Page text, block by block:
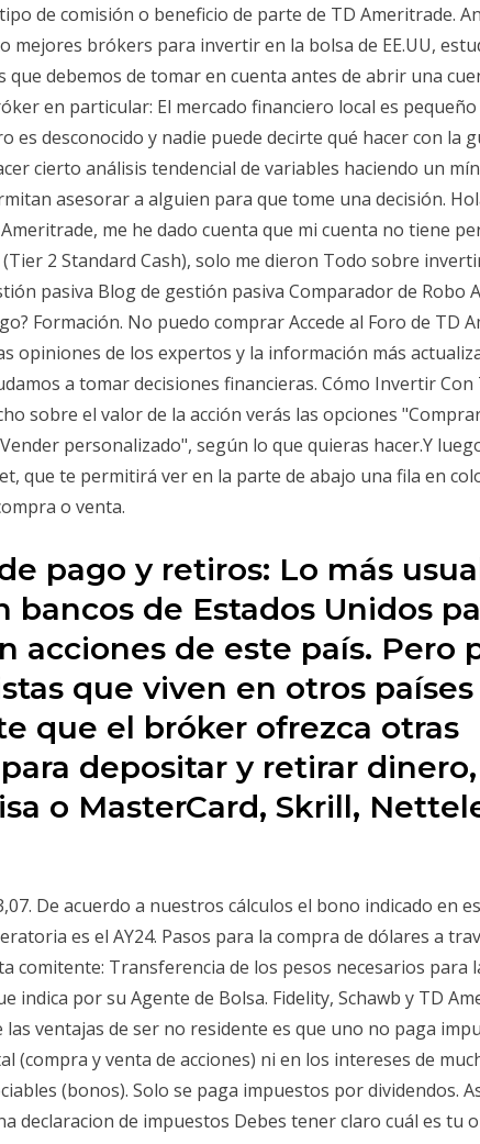
de comisión o beneficio de parte de TD Ameritrade.
mejores brókers para invertir en la bolsa de EE.UU,
debemos de tomar en cuenta antes de abrir una
en particular: El mercado financiero local es
es desconocido y nadie puede decirte qué hacer con la
cierto análisis tendencial de variables haciendo un
asesorar a alguien para que tome una decisión.
me he dado cuenta que mi cuenta no tiene
2 Standard Cash), solo me dieron Todo sobre
pasiva Blog de gestión pasiva Comparador de Robo
Formación. No puedo comprar Accede al Foro de TD
opiniones de los expertos y la información más
a tomar decisiones financieras. Cómo Invertir
sobre el valor de la acción verás las opciones
personalizado", según lo que quieras hacer.Y
que te permitirá ver en la parte de abajo una fila en
o venta.
pago y retiros: Lo más
bancos de Estados Unidos
acciones de este país. Pero
que viven en otros países
que el bróker ofrezca otras
depositar y retirar
o MasterCard, Skrill,
De acuerdo a nuestros cálculos el bono indicado en
es el AY24. Pasos para la compra de dólares a
comitente: Transferencia de los pesos necesarios para
indica por su Agente de Bolsa. Fidelity, Schawb y TD
las ventajas de ser no residente es que uno no paga
(compra y venta de acciones) ni en los intereses de
(bonos). Solo se paga impuestos por dividendos.
declaracion de impuestos Debes tener claro cuál es tu